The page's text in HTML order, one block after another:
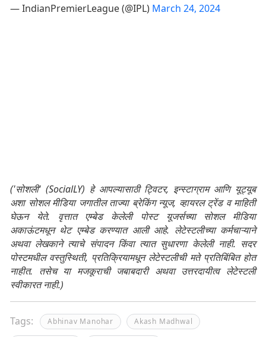
— IndianPremierLeague (@IPL) March 24, 2024
('सोशली' (SocialLY) हे आपल्यासाठी ट्विटर, इन्स्टाग्राम आणि यूट्यूब
अशा सोशल मीडिया जगातील ताज्या ब्रेकिंग न्यूज, व्हायरल ट्रेंड व माहिती
घेऊन येते. वृत्तात एम्बेड केलेली पोस्ट यूजर्सच्या सोशल मीडिया
अकाऊंटमधून थेट एम्बेड करण्यात आली आहे. लेटेस्टलीच्या कर्मचाऱ्याने
अथवा लेखकाने त्याचे संपादन किंवा त्यात सुधारणा केलेली नाही. सदर
पोस्टमधील वस्तुस्थिती, प्रतिक्रियामधून लेटेस्टलीची मते प्रतिबिंबित होत
नाहीत. तसेच या मजकूराची जबाबदारी अथवा उत्तरदायीत्व लेटेस्टली
स्वीकारत नाही.)
Tags: Abhinav Manohar Akash Madhwal